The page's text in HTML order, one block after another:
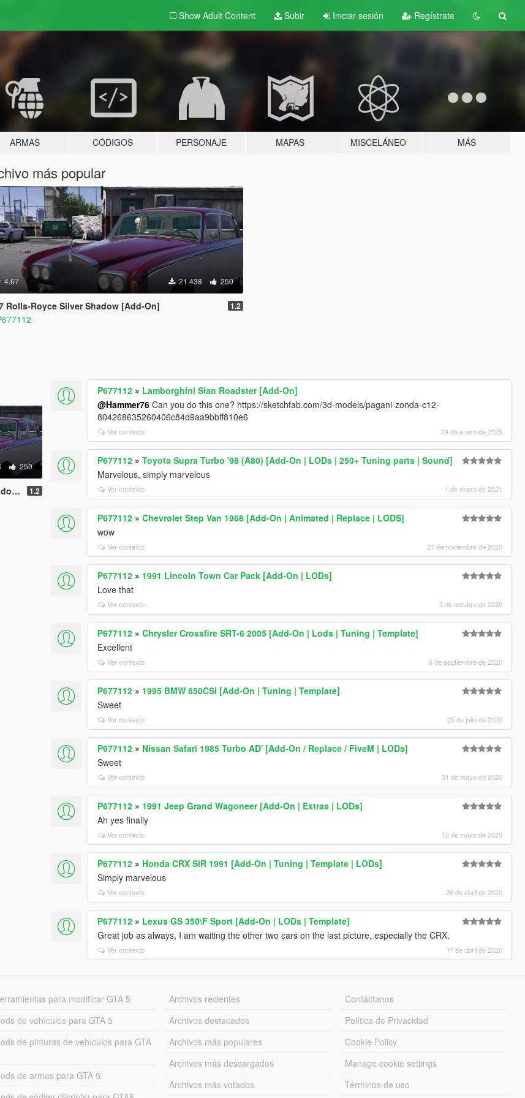
Show Adult Content Subir Iniciar sesión Regístrate
ARMAS CÓDIGOS PERSONAJE MAPAS MISCELÁNEO MÁS
más popular
4.67 21.438 250
Rolls-Royce Silver Shadow [Add-On] 1.2
250
1.2
P677112 » Lamborghini Sian Roadster [Add-On]
@Hammer76 Can you do this one? https://sketchfab.com/3d-models/pagani-zonda-c12-
804268635260406c84d9aa9bbff810e6
Ver contexto 24 de enero de 2025
P677112 »Toyota Supra Turbo '98 (A80) [Add-On | LODs | 250+ Tuning parts | Sound]
Marvelous, simply marvelous
Ver contexto 1 de enero de 2021
P677112 »Chevrolet Step Van 1968 [Add-On | Animated | Replace | LODS]
wow
Ver contexto 27 de noviembre de 2020
P677112 » 1991 Lincoln Town Car Pack [Add-On | LODs]
Love that
Ver contexto 3 de octubre de 2020
P677112 »Chrysler Crossfire SRT-6 2005 [Add-On | Lods | Tuning | Template]
Excellent
Ver contexto 6 de septiembre de 2020
P677112 » 1995 BMW 850CSi [Add-On | Tuning | Template]
Sweet
Ver contexto 25 de julio de 2020
P677112 » Nissan Safari 1985 Turbo AD' [Add-On / Replace / FiveM | LODs]
Sweet
Ver contexto 31 de mayo de 2020
P677112 » 1991 Jeep Grand Wagoneer [Add-On | Extras | LODs]
Ah yes finally
Ver contexto 12 de mayo de 2020
P677112 » Honda CRX SiR 1991 [Add-On | Tuning | Template | LODs]
Simply marvelous
Ver contexto 26 de abril de 2020
P677112 » Lexus GS 350\F Sport [Add-On | LODs | Template]
Great job as always, I am waiting the other two cars on the last picture, especially the CRX.
Ver contexto 17 de abril de 2020
para modificar GTA 5
de vehículos para GTA 5
de pinturas de vehículos para GTA
de armas para GTA 5
Archivos recientes
Archivos destacados
Archivos más populares
Archivos más descargados
Archivos más votados
Contáctanos
Política de Privacidad
Cookie Policy
Manage cookie settings
Términos de uso